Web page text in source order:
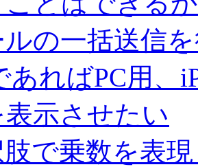
ルの一括送信
あればPC用、
表示させたい
で乗数を表